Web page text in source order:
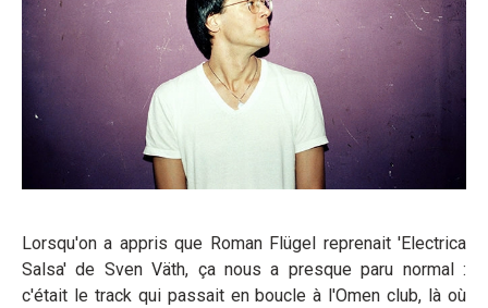
Lorsqu'on a appris que Roman Flügel reprenait 'Electrica
Salsa' de Sven Väth, ça nous a presque paru normal :
c'était le track qui passait en boucle à l'Omen club, là où